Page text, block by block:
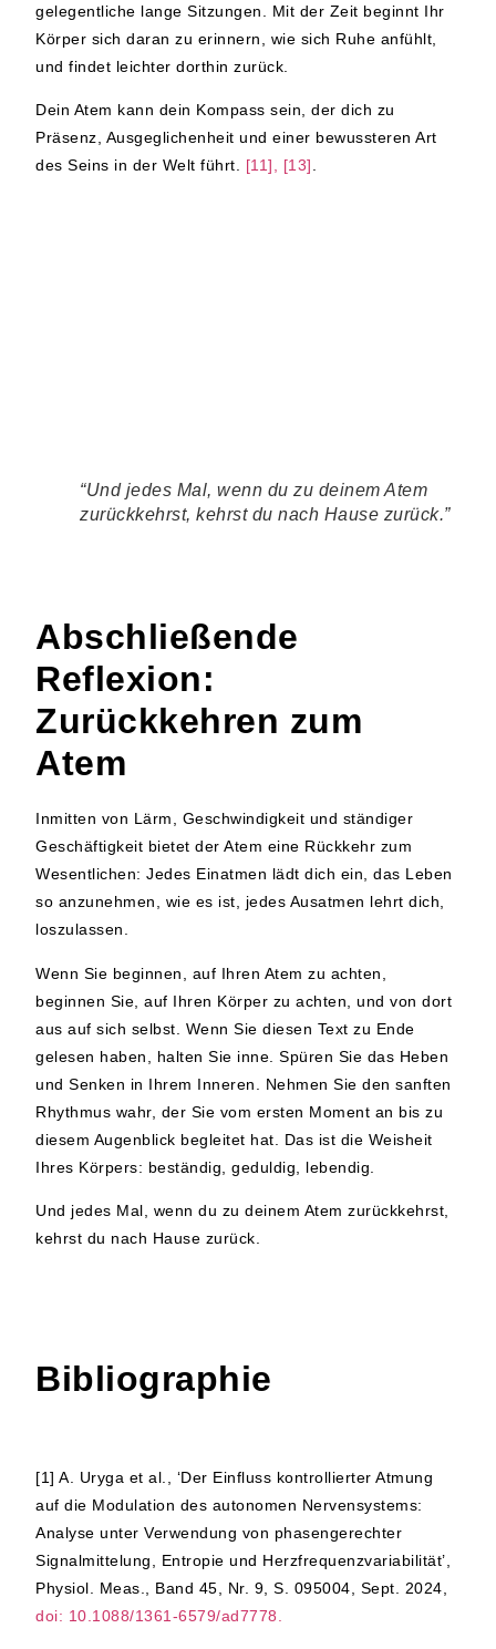
gelegentliche lange Sitzungen. Mit der Zeit beginnt Ihr
Körper sich daran zu erinnern, wie sich Ruhe anfühlt,
und findet leichter dorthin zurück.
Dein Atem kann dein Kompass sein, der dich zu
Präsenz, Ausgeglichenheit und einer bewussteren Art
des Seins in der Welt führt. [11], [13].
“Und jedes Mal, wenn du zu deinem Atem
zurückkehrst, kehrst du nach Hause zurück.”
Abschließende
Reflexion:
Zurückkehren zum
Atem
Inmitten von Lärm, Geschwindigkeit und ständiger
Geschäftigkeit bietet der Atem eine Rückkehr zum
Wesentlichen: Jedes Einatmen lädt dich ein, das Leben
so anzunehmen, wie es ist, jedes Ausatmen lehrt dich,
loszulassen.
Wenn Sie beginnen, auf Ihren Atem zu achten,
beginnen Sie, auf Ihren Körper zu achten, und von dort
aus auf sich selbst. Wenn Sie diesen Text zu Ende
gelesen haben, halten Sie inne. Spüren Sie das Heben
und Senken in Ihrem Inneren. Nehmen Sie den sanften
Rhythmus wahr, der Sie vom ersten Moment an bis zu
diesem Augenblick begleitet hat. Das ist die Weisheit
Ihres Körpers: beständig, geduldig, lebendig.
Und jedes Mal, wenn du zu deinem Atem zurückkehrst,
kehrst du nach Hause zurück.
Bibliographie
[1] A. Uryga et al., ‘Der Einfluss kontrollierter Atmung
auf die Modulation des autonomen Nervensystems:
Analyse unter Verwendung von phasengerechter
Signalmittelung, Entropie und Herzfrequenzvariabilität’,
Physiol. Meas., Band 45, Nr. 9, S. 095004, Sept. 2024,
doi: 10.1088/1361-6579/ad7778.